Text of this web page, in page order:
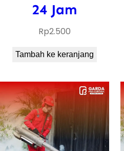
24 Jam
Rp2.500
Tambah ke keranjang